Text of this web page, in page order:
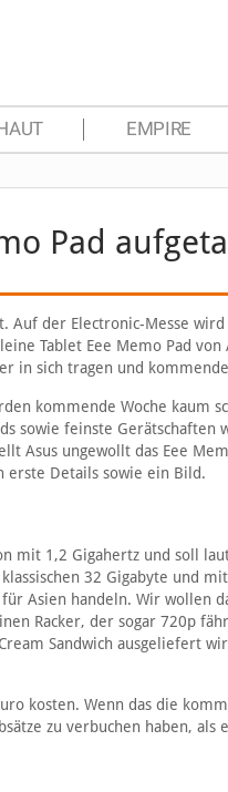
EMPIRE
Pad
Auf der Electronic-Messe
Tablet Eee Memo Pad
in sich tragen und
kommende Woche kaum
sowie feinste Gerätschaften
Asus ungewollt das Eee
erste Details sowie ein Bild.
mit 1,2 Gigahertz und soll
32 Gigabyte und
Asien handeln. Wir wollen
Racker, der sogar 720p
Sandwich ausgeliefert
kosten. Wenn das die
zu verbuchen haben, als